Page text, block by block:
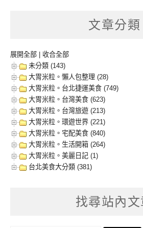
文章分類
展開全部
收合全部
未分類 (143)
大胃米粒。懶人包整理 (28)
大胃米粒。台北捷運美食 (749)
大胃米粒。台灣美食 (623)
大胃米粒。台灣旅遊 (213)
大胃米粒。環遊世界 (221)
大胃米粒。宅配美食 (840)
大胃米粒。生活開箱 (264)
大胃米粒。美麗日記 (1)
台北美食大分類 (381)
找尋站內文